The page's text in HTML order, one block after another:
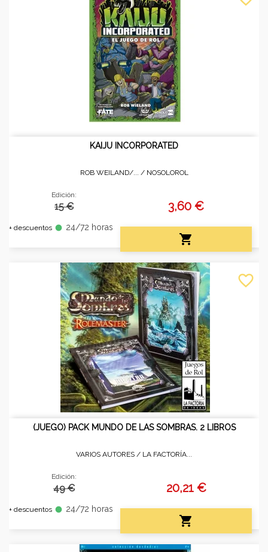
KAIJU INCORPORATED
ROB WEILAND/... / NOSOLOROL
Edición:
15 €
+ descuentos fiber_manual_record 24/72 horas
3,60 €

(JUEGO) PACK MUNDO DE LAS SOMBRAS. 2 LIBROS
VARIOS AUTORES / LA FACTORÍA...
Edición:
49 €
+ descuentos fiber_manual_record 24/72 horas
20,21 €

favorite_border